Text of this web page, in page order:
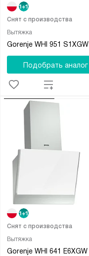
Вытяжка
Gorenje WHI 951 S1XGW
Снят с производства
Подобрать аналог
Вытяжка
Gorenje WHI 641 E6XGW
Снят с производства